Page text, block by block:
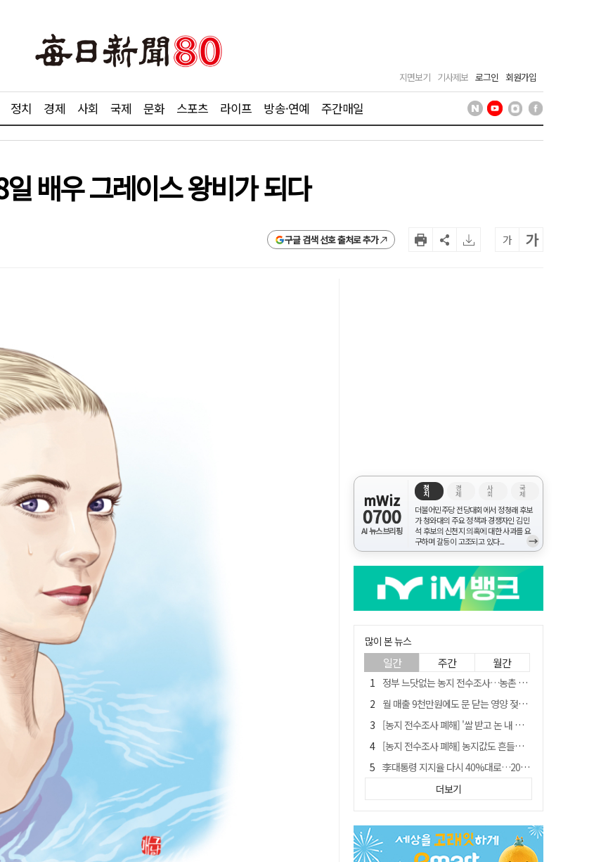
지면보기 기사제보 로그인 회원가입
정치 경제 사회 국제 문화 스포츠 라이프 방송·연예 주간매일
배우 그레이스 왕비가 되다
구글 검색 선호 출처로 추가 가 가
mWiz
0700
AI 뉴스브리핑
정
치
경
제
사
회
국
제
더불어민주당 전당대회에서 정청래 후보
가 청와대의 주요 정책과 경쟁자인 김민
석 후보의 신천지 의혹에 대한 사과를 요
구하며 갈등이 고조되고 있다...
→
많이 본 뉴스
일간 주간 월간
정부 느닷없는 농지 전수조사…농촌 들쑤시는 '경자유전'의 칼날
월 매출 9천만원에도 문 닫는 영양 젖소농장… "일할 사람이 없어"
[농지 전수조사 폐해] '쌀 받고 논 내 준' 도지농 이제 어쩌나?
[농지 전수조사 폐해] 농지값도 흔들리나…"도지 막히면 헐값 매물 나올 수도"
李대통령 지지율 다시 40%대로…20대는 18.8%p 급락
유승민 "尹 졸업한 서울대 법대·충암고도 없애야"…李 육사 통합 직격
지역활성화 펀드 9호…포항 AI 데이터센터에 6천억 투입
국민 51.9% "李 대통령 재판 재개 필요하다"
더보기